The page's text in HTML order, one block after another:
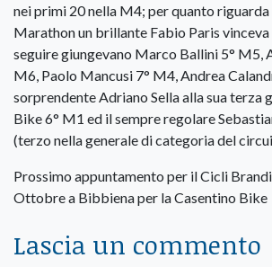
nei primi 20 nella M4; per quanto
Marathon un brillante Fabio Paris
seguire giungevano Marco Ballini 5° M5,
M6, Paolo Mancusi 7° M4, Andrea
sorprendente Adriano Sella alla sua terza
Bike 6° M1 ed il sempre regolare
(terzo nella generale di categoria del
Prossimo appuntamento per il Cicli
Ottobre a Bibbiena per la Casentino Bike
Lascia un commento